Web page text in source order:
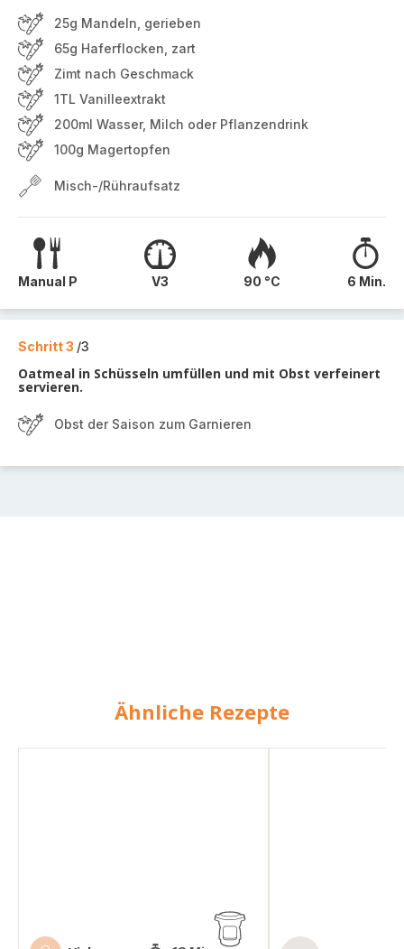
25g Mandeln, gerieben
65g Haferflocken, zart
Zimt nach Geschmack
1TL Vanilleextrakt
200ml Wasser, Milch oder Pflanzendrink
100g Magertopfen
Misch-/Rühraufsatz
Manual P V3 90 °C 6 Min.
Schritt 3 /3
Oatmeal in Schüsseln umfüllen und mit Obst verfeinert
servieren.
Obst der Saison zum Garnieren
Ähnliche Rezepte